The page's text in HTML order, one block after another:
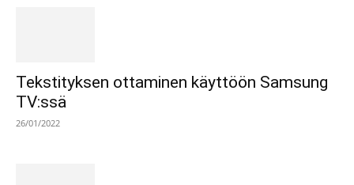
Tekstityksen ottaminen käyttöön Samsung
TV:ssä
26/01/2022